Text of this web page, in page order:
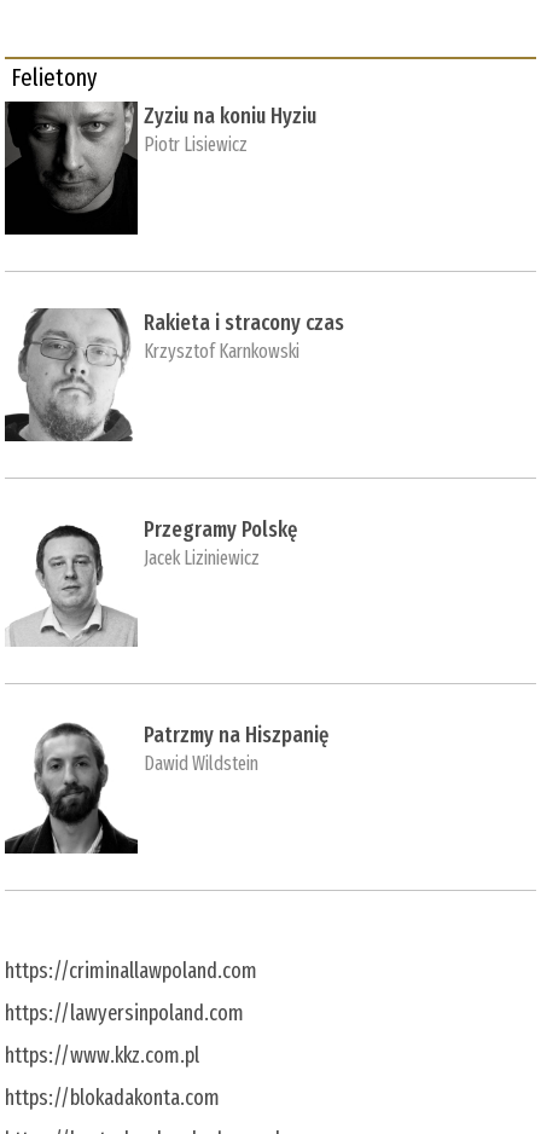
Felietony
Zyziu na koniu Hyziu
Piotr Lisiewicz
Rakieta i stracony czas
Krzysztof Karnkowski
Przegramy Polskę
Jacek Liziniewicz
Patrzmy na Hiszpanię
Dawid Wildstein
https://criminallawpoland.com
https://lawyersinpoland.com
https://www.kkz.com.pl
https://blokadakonta.com